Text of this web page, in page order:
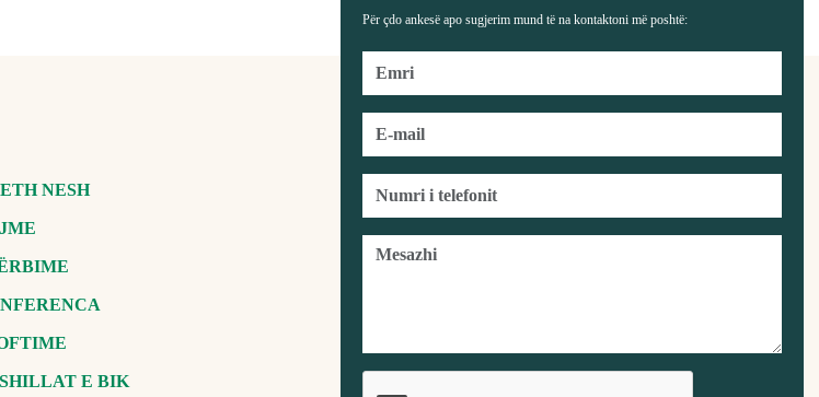
NESH
E BIK
Për çdo ankesë apo sugjerim mund të na kontaktoni më poshtë: